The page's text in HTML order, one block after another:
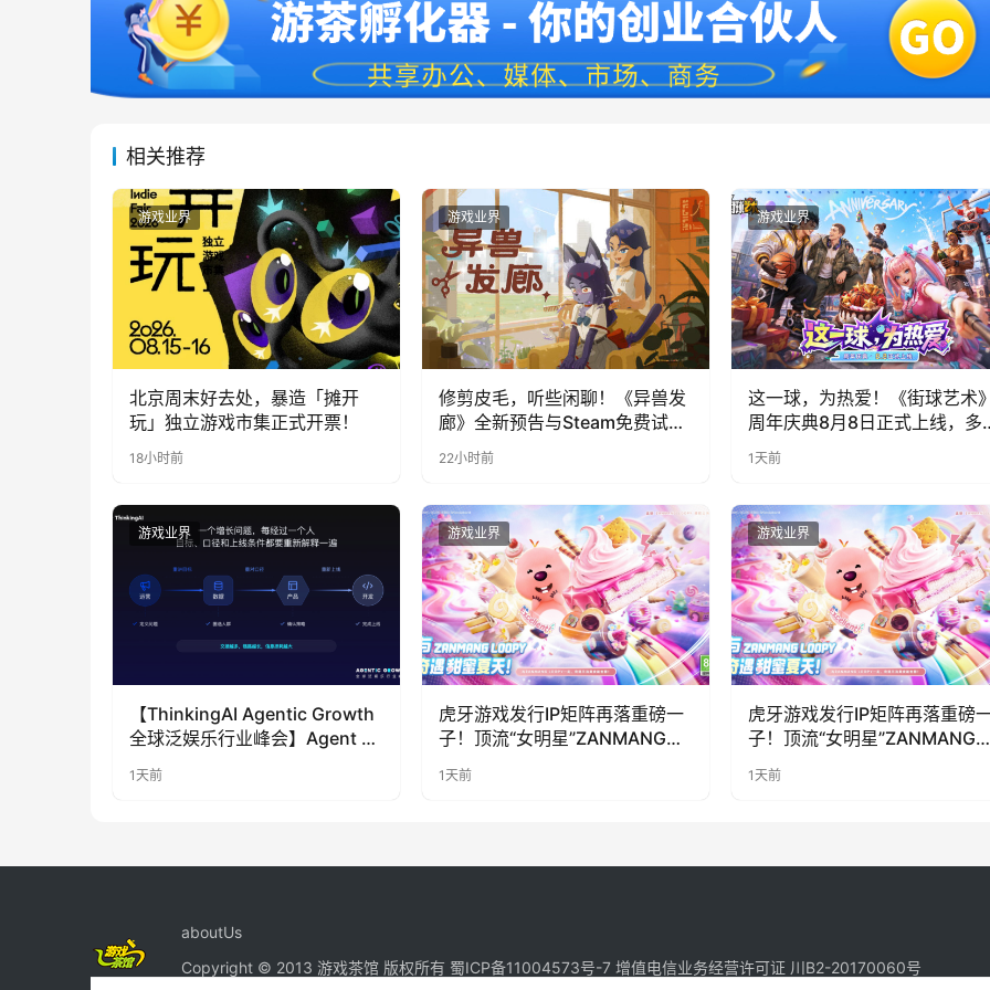
相关推荐
游戏业界
北京周末好去处，暴造「摊开
玩」独立游戏市集正式开票！
18小时前
游戏业界
修剪皮毛，听些闲聊！《异兽发
廊》全新预告与Steam免费试玩
公开
22小时前
游戏业界
这一球，为热爱！《街球艺术
周年庆典8月8日正式上线，多
福利与全新内容同步开启
1天前
游戏业界
【ThinkingAI Agentic Growth
全球泛娱乐行业峰会】Agent 时
1天前
游戏业界
虎牙游戏发行IP矩阵再落重磅一
子！顶流“女明星”ZANMANG
奇遇》惊喜曝光
1天前
游戏业界
虎牙游戏发行IP矩阵再落重磅
子！顶流“女明星”ZANMANG
奇遇》惊喜曝光
1天前
aboutUs
Copyright © 2013 游戏茶馆 版权所有 蜀ICP备11004573号-7 增值电信业务经营许可证 川B2-20170060号